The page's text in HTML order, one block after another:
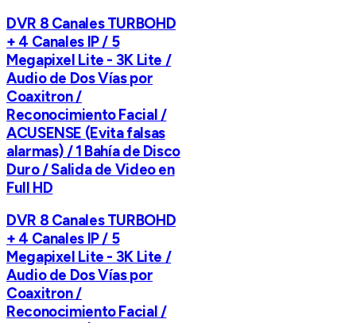
DVR 8 Canales TURBOHD
+ 4 Canales IP / 5
Megapixel Lite - 3K Lite /
Audio de Dos Vías por
Coaxitron /
Reconocimiento Facial /
ACUSENSE (Evita falsas
alarmas) / 1 Bahía de Disco
Duro / Salida de Video en
Full HD
DVR 8 Canales TURBOHD
+ 4 Canales IP / 5
Megapixel Lite - 3K Lite /
Audio de Dos Vías por
Coaxitron /
Reconocimiento Facial /